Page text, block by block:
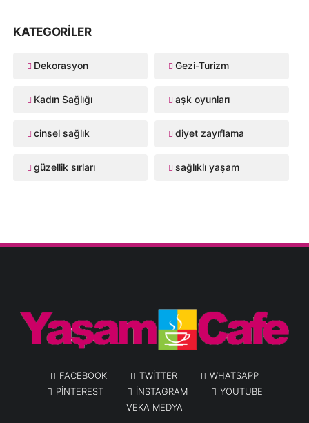
KATEGORILER
Dekorasyon Gezi-Turizm
Kadın Sağlığı aşk oyunları
cinsel sağlık diyet zayıflama
güzellik sırları sağlıklı yaşam
FACEBOOK TWITTER
WHATSAPP
PINTEREST
INSTAGRAM
YOUTUBE
VEKA MEDYA